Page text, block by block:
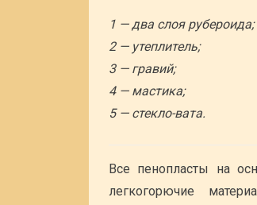
1 — два слоя рубероида;
2 — утеплитель;
3 — гравий;
4 — мастика;
5 — стекло-вата.
Все пенопласты на
легкогорючие